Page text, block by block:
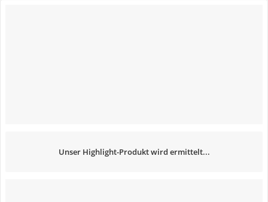
Unser Highlight-Produkt wird ermittelt...